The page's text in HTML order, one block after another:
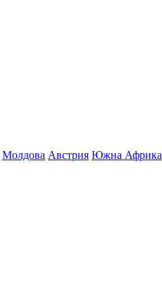
Молдова Австрия Южна Африка